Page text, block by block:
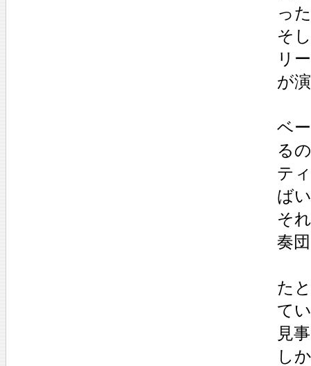
っ
そ
リ
が
ベ
る
テ
ば
そ
奏
た
て
見
し